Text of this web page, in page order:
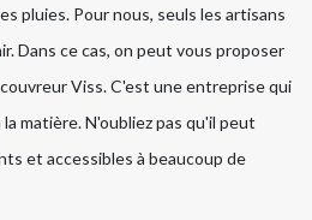
pluies. Pour nous, seuls les artisans
Dans ce cas, on peut vous proposer
Viss. C'est une entreprise qui
matière. N'oubliez pas qu'il peut
et accessibles à beaucoup de